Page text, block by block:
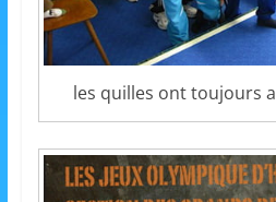
s
,
é
d
c
a
les quilles ont toujours